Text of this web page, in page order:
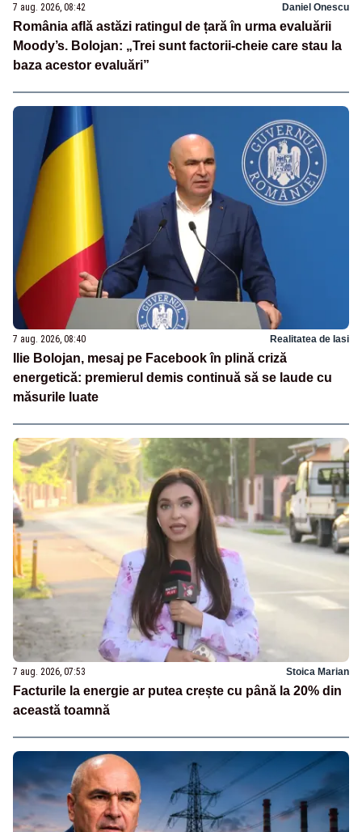
7 aug. 2026, 08:42 Daniel Onescu
România află astăzi ratingul de țară în urma evaluării
Moody’s. Bolojan: „Trei sunt factorii-cheie care stau la
baza acestor evaluări”
7 aug. 2026, 08:40 Realitatea de Iasi
Ilie Bolojan, mesaj pe Facebook în plină criză
energetică: premierul demis continuă să se laude cu
măsurile luate
7 aug. 2026, 07:53 Stoica Marian
Facturile la energie ar putea crește cu până la 20% din
această toamnă